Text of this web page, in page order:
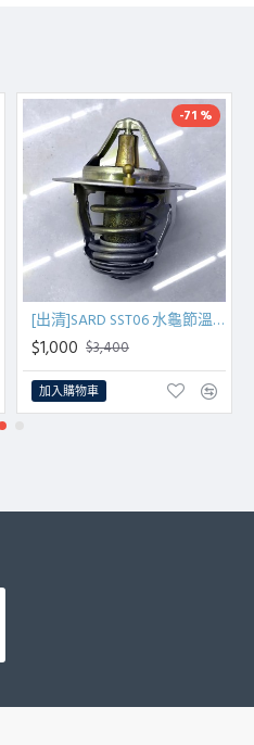
-71 %
[出清]SARD SST06 水龜節溫器(NISSAN專用)
$1,000 $3,400
加入購物車